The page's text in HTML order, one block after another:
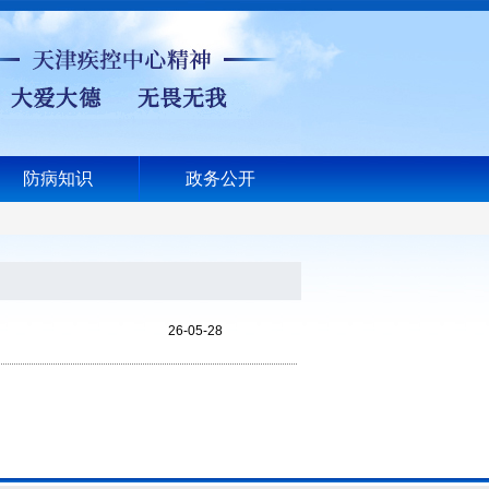
防病知识 政务公开
26-05-28